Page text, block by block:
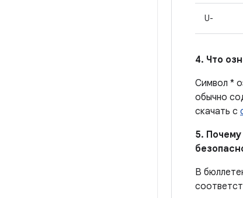
U-
4. Что
Символ *
обычно
скачать с
5.
В